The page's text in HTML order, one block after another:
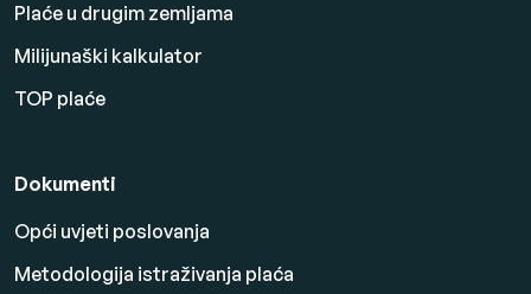
Plaće u drugim zemljama
Milijunaški kalkulator
TOP plaće
Dokumenti
Opći uvjeti poslovanja
Metodologija istraživanja plaća